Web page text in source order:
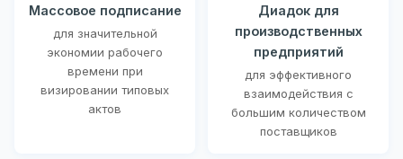
Массовое подписание
для значительной
экономии рабочего
времени при
визировании типовых
актов
Диадок для
производственных
предприятий
для эффективного
взаимодействия с
большим количеством
поставщиков